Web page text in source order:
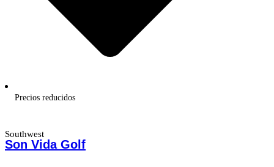
Precios reducidos
Southwest
Son Vida Golf